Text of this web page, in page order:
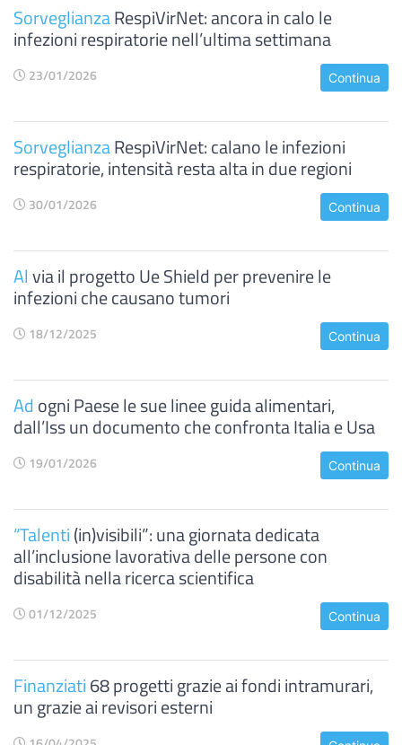
SorveglianzaRespiVirNet: ancora in calo le
infezioni respiratorie nell’ultima settimana
23/01/2026 Continua
SorveglianzaRespiVirNet: calano le infezioni
respiratorie, intensità resta alta in due regioni
30/01/2026 Continua
Alvia il progetto Ue Shield per prevenire le
infezioni che causano tumori
18/12/2025 Continua
Adogni Paese le sue linee guida alimentari,
dall’Iss un documento che confronta Italia e Usa
19/01/2026 Continua
“Talenti(in)visibili”: una giornata dedicata
all’inclusione lavorativa delle persone con
disabilità nella ricerca scientifica
01/12/2025 Continua
Finanziati68 progetti grazie ai fondi intramurari,
un grazie ai revisori esterni